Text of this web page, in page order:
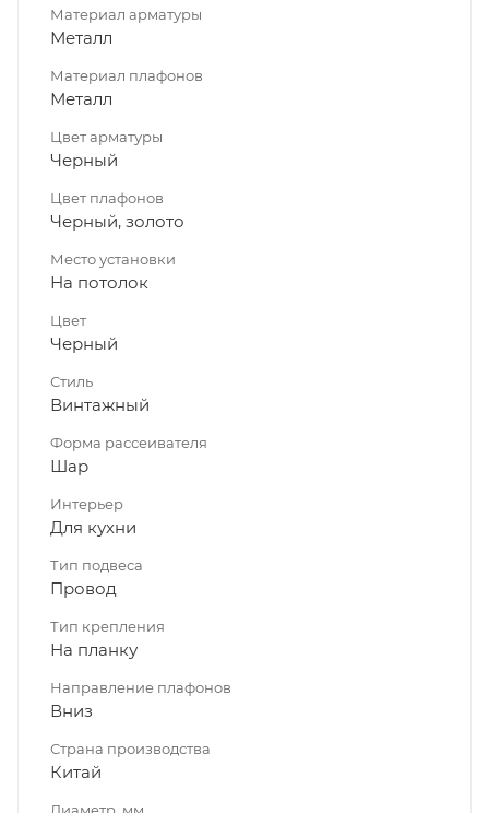
Материал арматуры
Металл
Материал плафонов
Металл
Цвет арматуры
Черный
Цвет плафонов
Черный, золото
Место установки
На потолок
Цвет
Черный
Стиль
Винтажный
Форма рассеивателя
Шар
Интерьер
Для кухни
Тип подвеса
Провод
Тип крепления
На планку
Направление плафонов
Вниз
Страна производства
Китай